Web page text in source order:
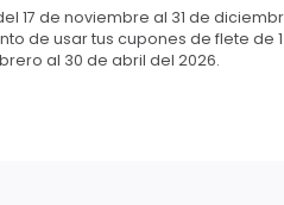
17 de noviembre al 31 de
de usar tus cupones de flete de 1
al 30 de abril del 2026.